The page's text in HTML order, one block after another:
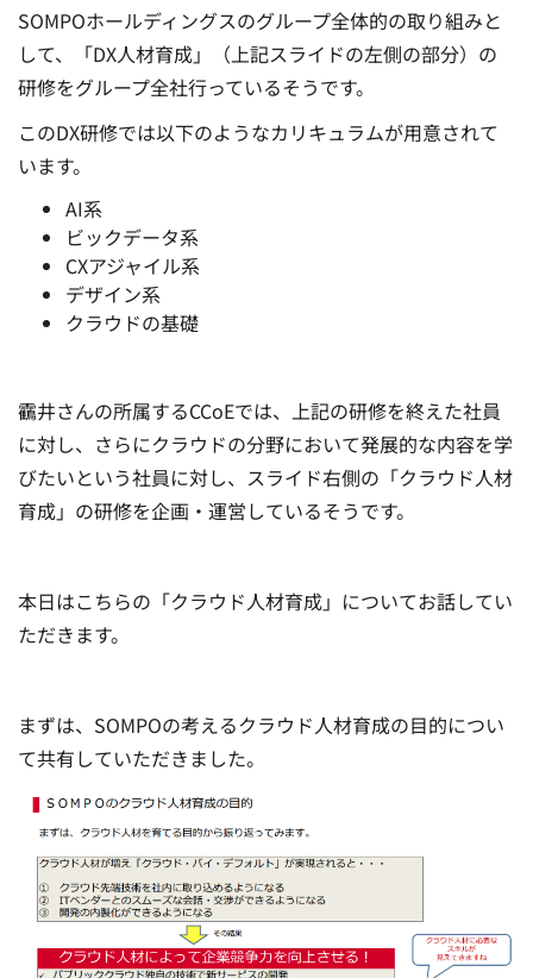
SOMPOホールディングスのグループ全体的の取り組みと
して、「DX人材育成」（上記スライドの左側の部分）の
研修をグループ全社行っているそうです。
このDX研修では以下のようなカリキュラムが用意されて
います。
AI系
ビックデータ系
CXアジャイル系
デザイン系
クラウドの基礎
靍井さんの所属するCCoEでは、上記の研修を終えた社員
に対し、さらにクラウドの分野において発展的な内容を学
びたいという社員に対し、スライド右側の「クラウド人材
育成」の研修を企画・運営しているそうです。
本日はこちらの「クラウド人材育成」についてお話してい
ただきます。
まずは、SOMPOの考えるクラウド人材育成の目的につい
て共有していただきました。